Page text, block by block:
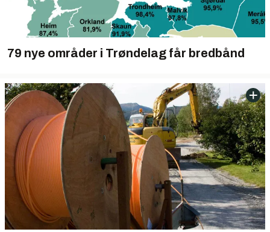
79 nye områder i Trøndelag får bredbånd